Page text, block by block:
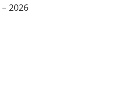
2026